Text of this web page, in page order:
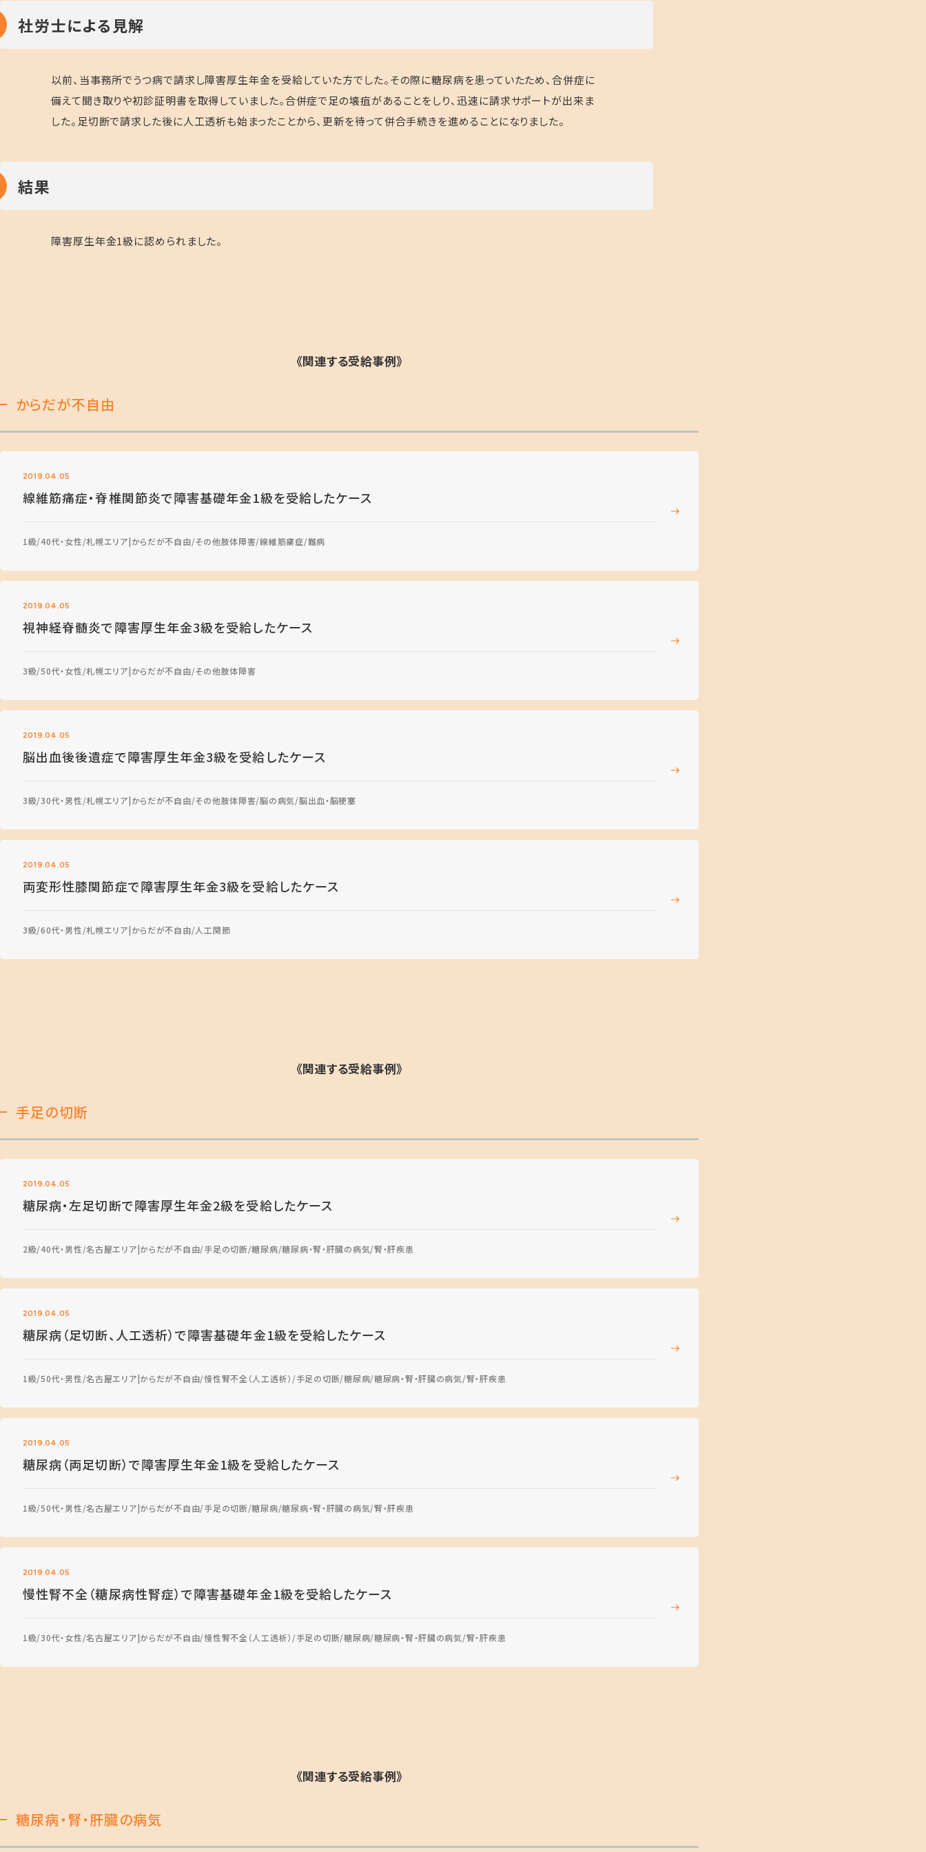
社労士による見解
以前、当事務所でうつ病で請求し障害厚生年金を受給していた方でした。その際に糖尿病を患っていたため、合併症に
備えて聞き取りや初診証明書を取得していました。合併症で足の壊疽があることをしり、迅速に請求サポートが出来ま
した。足切断で請求した後に人工透析も始まったことから、更新を待って併合手続きを進めることになりました。
結果
障害厚生年金1級に認められました。
《関連する受給事例》
からだが不自由
2019.04.05
線維筋痛症・脊椎関節炎で障害基礎年金1級を受給したケース
1級 40代・女性 札幌エリア からだが不自由 その他肢体障害 線維筋痛症 難病
2019.04.05
視神経脊髄炎で障害厚生年金3級を受給したケース
3級 50代・女性 札幌エリア からだが不自由 その他肢体障害
2019.04.05
脳出血後後遺症で障害厚生年金3級を受給したケース
3級 30代・男性 札幌エリア からだが不自由 その他肢体障害 脳の病気 脳出血・脳梗塞
2019.04.05
両変形性膝関節症で障害厚生年金3級を受給したケース
3級 60代・男性 札幌エリア からだが不自由 人工関節
《関連する受給事例》
手足の切断
2019.04.05
糖尿病・左足切断で障害厚生年金2級を受給したケース
2級 40代・男性 名古屋エリア からだが不自由 手足の切断 糖尿病 糖尿病・腎・肝臓の病気 腎・肝疾患
2019.04.05
糖尿病（足切断、人工透析）で障害基礎年金1級を受給したケース
1級 50代・男性 名古屋エリア からだが不自由 慢性腎不全（人工透析） 手足の切断 糖尿病 糖尿病・腎・肝臓の病気 腎・肝疾患
2019.04.05
糖尿病（両足切断）で障害厚生年金1級を受給したケース
1級 50代・男性 名古屋エリア からだが不自由 手足の切断 糖尿病 糖尿病・腎・肝臓の病気 腎・肝疾患
2019.04.05
慢性腎不全（糖尿病性腎症）で障害基礎年金1級を受給したケース
1級 30代・女性 名古屋エリア からだが不自由 慢性腎不全（人工透析） 手足の切断 糖尿病 糖尿病・腎・肝臓の病気 腎・肝疾患
《関連する受給事例》
糖尿病・腎・肝臓の病気